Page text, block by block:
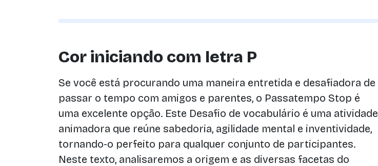
Cor iniciando com letra P
Se você está procurando uma maneira entretida e desafiadora de
passar o tempo com amigos e parentes, o Passatempo Stop é
uma excelente opção. Este Desafio de vocabulário é uma atividade
animadora que reúne sabedoria, agilidade mental e inventividade,
tornando-o perfeito para qualquer conjunto de participantes.
Neste texto, analisaremos a origem e as diversas facetas do